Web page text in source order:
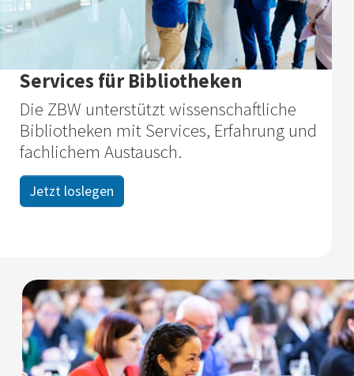
Services für Bibliotheken
Die ZBW unterstützt wissenschaftliche
Bibliotheken mit Services, Erfahrung und
fachlichem Austausch.
Jetzt loslegen